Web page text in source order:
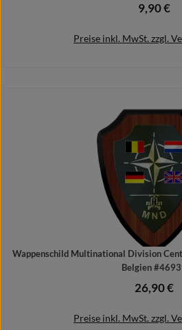
Regulärer
9,90 €
Preise inkl. MwSt. zzgl.
In den
Wappenschild Multinational Division
Belgien
Regulärer
26,90 €
Preise inkl. MwSt. zzgl.